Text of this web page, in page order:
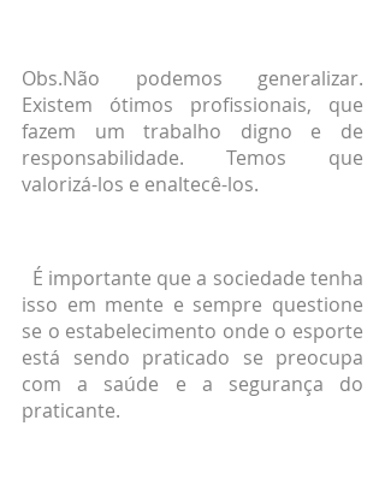
Obs.Não podemos generalizar.
Existem ótimos profissionais, que
fazem um trabalho digno e de
responsabilidade. Temos que
valorizá-los e enaltecê-los.
isso em mente e sempre questione
se o estabelecimento onde o esporte
está sendo praticado se preocupa
com a saúde e a segurança do
praticante.